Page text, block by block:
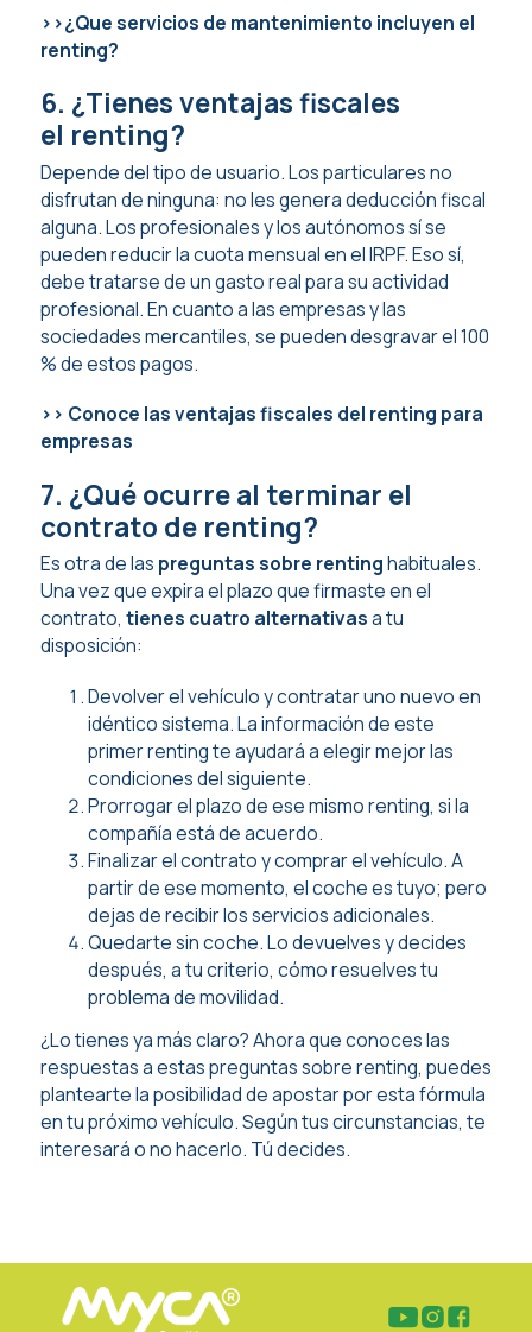
>>¿Que servicios de mantenimiento incluyen el
renting?
6. ¿Tienes ventajas fiscales
el renting?
Depende del tipo de usuario. Los particulares no
disfrutan de ninguna: no les genera deducción fiscal
alguna. Los profesionales y los autónomos sí se
pueden reducir la cuota mensual en el IRPF. Eso sí,
debe tratarse de un gasto real para su actividad
profesional. En cuanto a las empresas y las
sociedades mercantiles, se pueden desgravar el 100
% de estos pagos.
>> Conoce las ventajas fiscales del renting para
empresas
7. ¿Qué ocurre al terminar el
contrato de renting?
Es otra de las preguntas sobre rentinghabituales.
Una vez que expira el plazo que firmaste en el
contrato, tienes cuatro alternativasa tu
disposición:
Devolver el vehículo y contratar uno nuevo en
idéntico sistema. La información de este
primer renting te ayudará a elegir mejor las
condiciones del siguiente.
Prorrogar el plazo de ese mismo renting, si la
compañía está de acuerdo.
Finalizar el contrato y comprar el vehículo. A
partir de ese momento, el coche es tuyo; pero
dejas de recibir los servicios adicionales.
Quedarte sin coche. Lo devuelves y decides
después, a tu criterio, cómo resuelves tu
problema de movilidad.
¿Lo tienes ya más claro? Ahora que conoces las
respuestas a estas preguntas sobre renting, puedes
plantearte la posibilidad de apostar por esta fórmula
en tu próximo vehículo. Según tus circunstancias, te
interesará o no hacerlo. Tú decides.